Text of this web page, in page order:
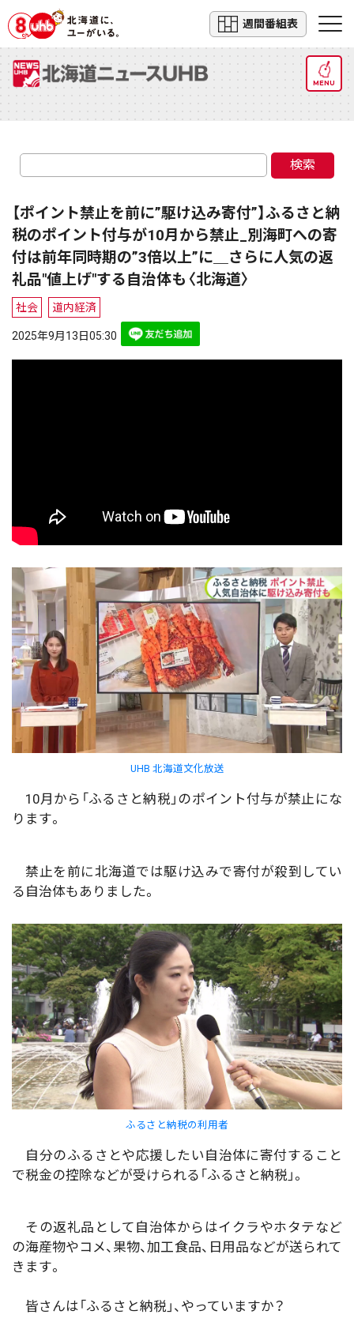
週間番組表
MENU
検索
【ポイント禁止を前に”駆け込み寄付”】ふるさと納
税のポイント付与が10月から禁止_別海町への寄
付は前年同時期の”3倍以上”に＿さらに人気の返
礼品"値上げ"する自治体も〈北海道〉
社会 道内経済
2025年9月13日05:30
UHB 北海道文化放送
10月から「ふるさと納税」のポイント付与が禁止にな
ります。
禁止を前に北海道では駆け込みで寄付が殺到してい
る自治体もありました。
ふるさと納税の利用者
自分のふるさとや応援したい自治体に寄付すること
で税金の控除などが受けられる「ふるさと納税」。
その返礼品として自治体からはイクラやホタテなど
の海産物やコメ、果物、加工食品、日用品などが送られて
きます。
皆さんは「ふるさと納税」、やっていますか？